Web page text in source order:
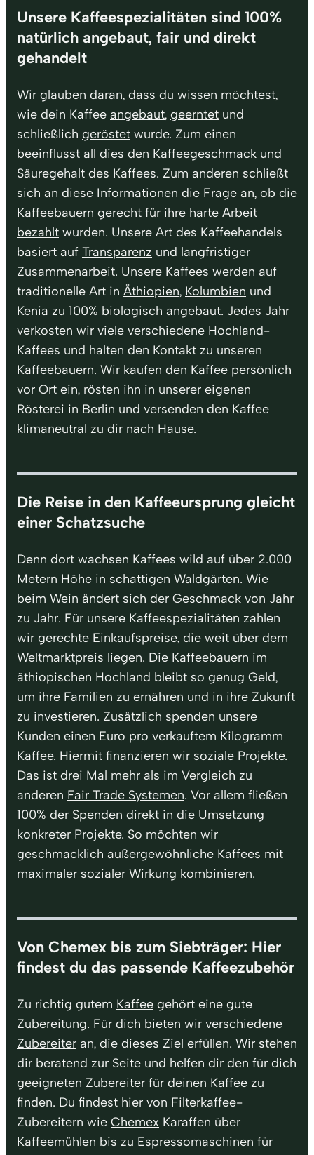
Unsere Kaffeespezialitäten sind 100%
natürlich angebaut, fair und direkt
gehandelt
Wir glauben daran, dass du wissen möchtest,
wie dein Kaffee angebaut, geerntet und
schließlich geröstet wurde. Zum einen
beeinflusst all dies den Kaffeegeschmack und
Säuregehalt des Kaffees. Zum anderen schließt
sich an diese Informationen die Frage an, ob die
Kaffeebauern gerecht für ihre harte Arbeit
bezahlt wurden. Unsere Art des Kaffeehandels
basiert auf Transparenz und langfristiger
Zusammenarbeit. Unsere Kaffees werden auf
traditionelle Art in Äthiopien, Kolumbien und
Kenia zu 100% biologisch angebaut. Jedes Jahr
verkosten wir viele verschiedene Hochland-
Kaffees und halten den Kontakt zu unseren
Kaffeebauern. Wir kaufen den Kaffee persönlich
vor Ort ein, rösten ihn in unserer eigenen
Rösterei in Berlin und versenden den Kaffee
klimaneutral zu dir nach Hause.
Die Reise in den Kaffeeursprung gleicht
einer Schatzsuche
Denn dort wachsen Kaffees wild auf über 2.000
Metern Höhe in schattigen Waldgärten. Wie
beim Wein ändert sich der Geschmack von Jahr
zu Jahr. Für unsere Kaffeespezialitäten zahlen
wir gerechte Einkaufspreise, die weit über dem
Weltmarktpreis liegen. Die Kaffeebauern im
äthiopischen Hochland bleibt so genug Geld,
um ihre Familien zu ernähren und in ihre Zukunft
zu investieren. Zusätzlich spenden unsere
Kunden einen Euro pro verkauftem Kilogramm
Kaffee. Hiermit finanzieren wir soziale Projekte.
Das ist drei Mal mehr als im Vergleich zu
anderen Fair Trade Systemen. Vor allem fließen
100% der Spenden direkt in die Umsetzung
konkreter Projekte. So möchten wir
geschmacklich außergewöhnliche Kaffees mit
maximaler sozialer Wirkung kombinieren.
Von Chemex bis zum Siebträger: Hier
findest du das passende Kaffeezubehör
Zu richtig gutem Kaffee gehört eine gute
Zubereitung. Für dich bieten wir verschiedene
Zubereiter an, die dieses Ziel erfüllen. Wir stehen
dir beratend zur Seite und helfen dir den für dich
geeigneten Zubereiter für deinen Kaffee zu
finden. Du findest hier von Filterkaffee-
Zubereitern wie Chemex Karaffen über
Kaffeemühlen bis zu Espressomaschinen für